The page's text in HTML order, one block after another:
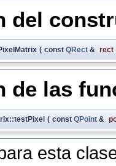
del
( const QRect & rect
de las
( const QPoint &
esta